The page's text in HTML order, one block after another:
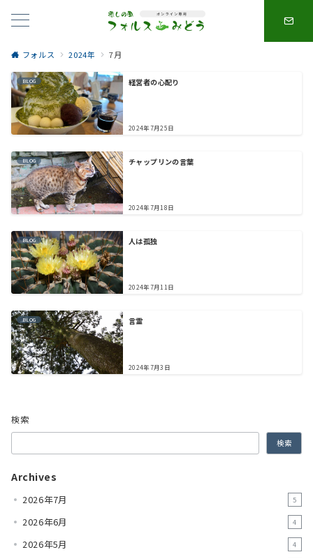
フォルス 2024年 7月
BLOG 経営者の心配り
2024年7月25日
BLOG チャップリンの言葉
2024年7月18日
BLOG 人は孤独
2024年7月11日
BLOG 言霊
2024年7月3日
検索
検索
Archives
2026年7月 5
2026年6月 4
2026年5月 4